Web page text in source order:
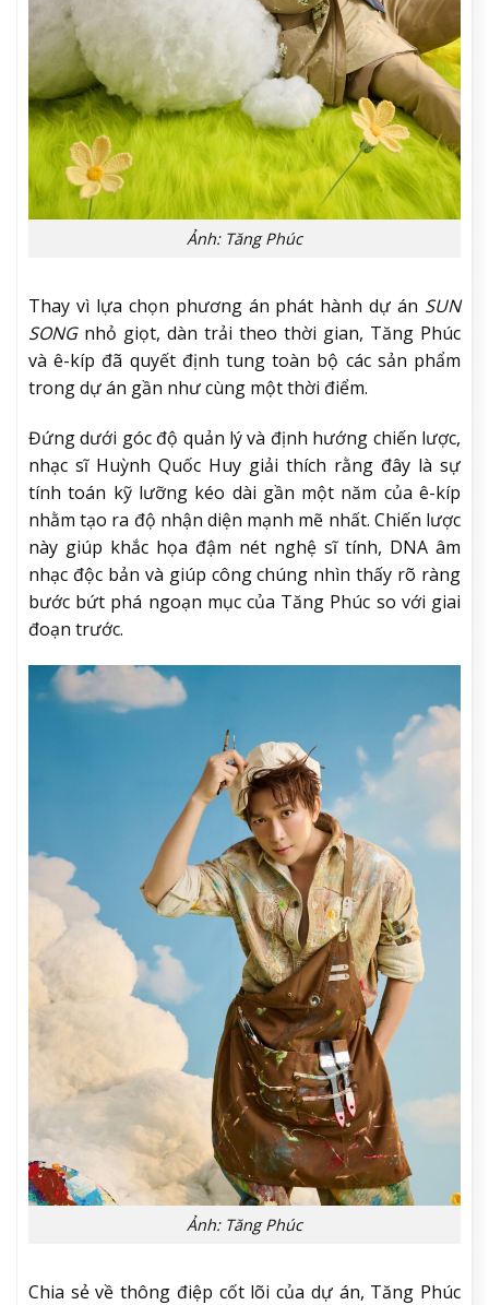
Ảnh: Tăng Phúc
Thay vì lựa chọn phương án phát hành dự án SUN
SONGnhỏ giọt, dàn trải theo thời gian, Tăng Phúc
và ê-kíp đã quyết định tung toàn bộ các sản phẩm
trong dự án gần như cùng một thời điểm.
Đứng dưới góc độ quản lý và định hướng chiến lược,
nhạc sĩ Huỳnh Quốc Huy giải thích rằng đây là sự
tính toán kỹ lưỡng kéo dài gần một năm của ê-kíp
nhằm tạo ra độ nhận diện mạnh mẽ nhất. Chiến lược
này giúp khắc họa đậm nét nghệ sĩ tính, DNA âm
nhạc độc bản và giúp công chúng nhìn thấy rõ ràng
bước bứt phá ngoạn mục của Tăng Phúc so với giai
đoạn trước.
Ảnh: Tăng Phúc
Chia sẻ về thông điệp cốt lõi của dự án, Tăng Phúc